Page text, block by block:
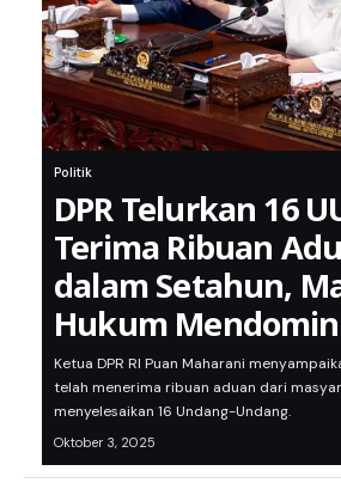
Politik
DPR Telurkan 16
Terima Ribuan
dalam Setahun,
Hukum
Ketua DPR RI Puan Maharani
telah menerima ribuan aduan dari
menyelesaikan 16 Undang-Undang.
Oktober 3, 2025